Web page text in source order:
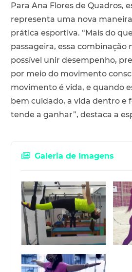
Para Ana Flores de Quadros,
representa uma nova
prática esportiva. “Mais do
passageira, essa combinação
possível unir desempenho,
por meio do movimento
movimento é vida, e quando
bem cuidado, a vida dentro e
tende a ganhar”, destaca a
Galeria de Imagens